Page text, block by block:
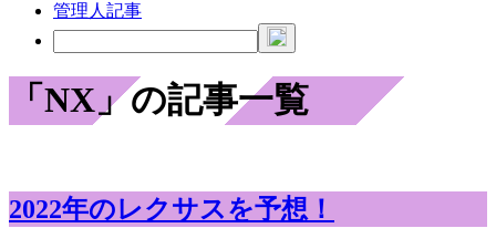
管理人記事
「NX」の記事一覧
2022年のレクサスを予想！